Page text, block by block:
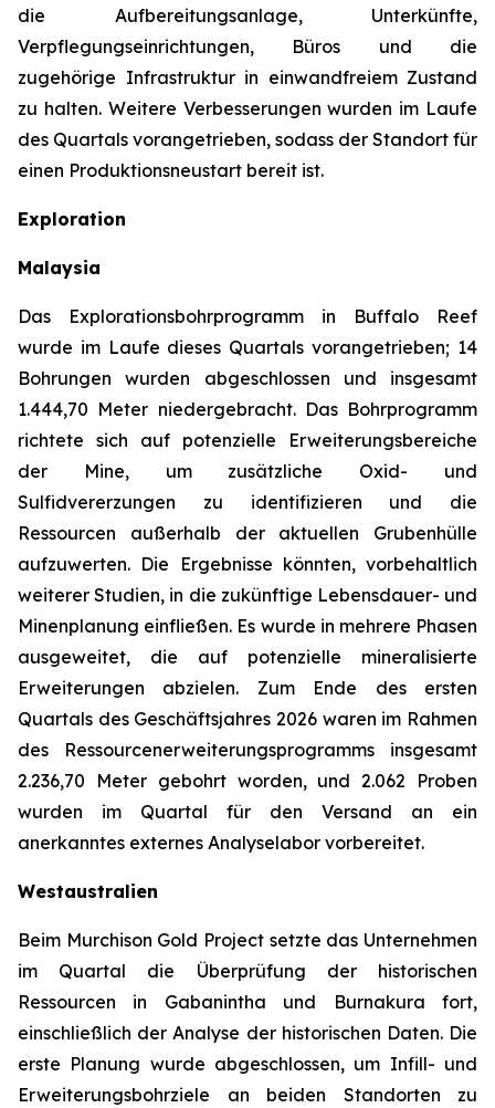
die Aufbereitungsanlage, Unterkünfte,
Verpflegungseinrichtungen, Büros und die
zugehörige Infrastruktur in einwandfreiem Zustand
zu halten. Weitere Verbesserungen wurden im Laufe
des Quartals vorangetrieben, sodass der Standort für
einen Produktionsneustart bereit ist.
Exploration
Malaysia
Das Explorationsbohrprogramm in Buffalo Reef
wurde im Laufe dieses Quartals vorangetrieben; 14
Bohrungen wurden abgeschlossen und insgesamt
1.444,70 Meter niedergebracht. Das Bohrprogramm
richtete sich auf potenzielle Erweiterungsbereiche
der Mine, um zusätzliche Oxid- und
Sulfidvererzungen zu identifizieren und die
Ressourcen außerhalb der aktuellen Grubenhülle
aufzuwerten. Die Ergebnisse könnten, vorbehaltlich
weiterer Studien, in die zukünftige Lebensdauer- und
Minenplanung einfließen. Es wurde in mehrere Phasen
ausgeweitet, die auf potenzielle mineralisierte
Erweiterungen abzielen. Zum Ende des ersten
Quartals des Geschäftsjahres 2026 waren im Rahmen
des Ressourcenerweiterungsprogramms insgesamt
2.236,70 Meter gebohrt worden, und 2.062 Proben
wurden im Quartal für den Versand an ein
anerkanntes externes Analyselabor vorbereitet.
Westaustralien
Beim Murchison Gold Project setzte das Unternehmen
im Quartal die Überprüfung der historischen
Ressourcen in Gabanintha und Burnakura fort,
einschließlich der Analyse der historischen Daten. Die
erste Planung wurde abgeschlossen, um Infill- und
Erweiterungsbohrziele an beiden Standorten zu